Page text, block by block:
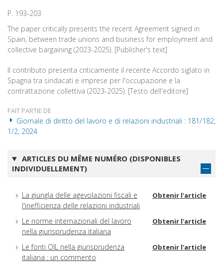
P. 193-203
The paper critically presents the recent Agreement signed in
Spain, between trade unions and business for employment and
collective bargaining (2023-2025). [Publisher's text]
Il contributo presenta criticamente il recente Accordo siglato in
Spagna tra sindacati e imprese per l'occupazione e la
contrattazione collettiva (2023-2025). [Testo dell'editore]
FAIT PARTIE DE
Giornale di diritto del lavoro e di relazioni industriali : 181/182,
1/2, 2024
ARTICLES DU MÊME NUMÉRO (DISPONIBLES
INDIVIDUELLEMENT)
La giungla delle agevolazioni fiscali e
l'inefficienza delle relazioni industriali
Obtenir l'article
Le norme internazionali del lavoro
nella giurisprudenza italiana
Obtenir l'article
Le fonti OIL nella giurisprudenza
italiana : un commento
Obtenir l'article